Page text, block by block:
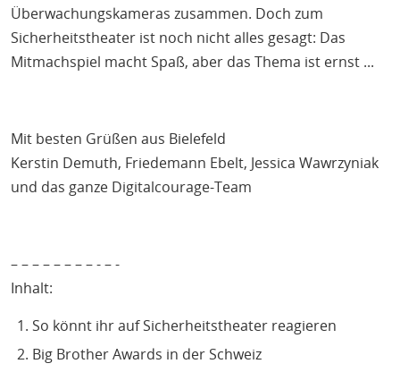
Überwachungskameras zusammen. Doch zum
Sicherheitstheater ist noch nicht alles gesagt: Das
Mitmachspiel macht Spaß, aber das Thema ist ernst ...
Mit besten Grüßen aus Bielefeld
Kerstin Demuth, Friedemann Ebelt, Jessica Wawrzyniak
und das ganze Digitalcourage-Team
– – – – – – – – - – -
Inhalt:
So könnt ihr auf Sicherheitstheater reagieren
Big Brother Awards in der Schweiz